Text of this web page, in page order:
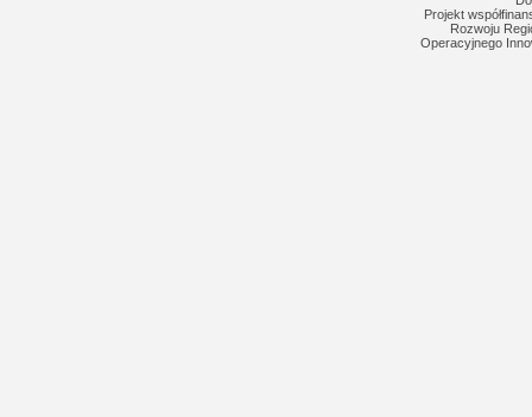
Projekt
Rozwoju
Operacyjnego